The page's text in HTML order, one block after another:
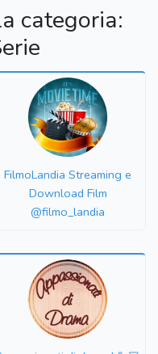
categoria:
FilmoLandia Streaming e
Download Film
@filmo_landia